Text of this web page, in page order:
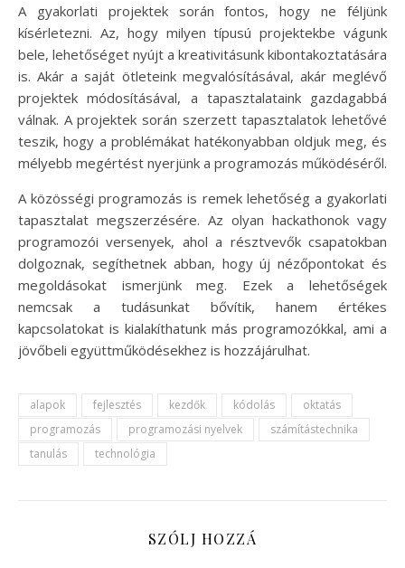
A gyakorlati projektek során fontos, hogy ne féljünk
kísérletezni. Az, hogy milyen típusú projektekbe vágunk
bele, lehetőséget nyújt a kreativitásunk kibontakoztatására
is. Akár a saját ötleteink megvalósításával, akár meglévő
projektek módosításával, a tapasztalataink gazdagabbá
válnak. A projektek során szerzett tapasztalatok lehetővé
teszik, hogy a problémákat hatékonyabban oldjuk meg, és
mélyebb megértést nyerjünk a programozás működéséről.
A közösségi programozás is remek lehetőség a gyakorlati
tapasztalat megszerzésére. Az olyan hackathonok vagy
programozói versenyek, ahol a résztvevők csapatokban
dolgoznak, segíthetnek abban, hogy új nézőpontokat és
megoldásokat ismerjünk meg. Ezek a lehetőségek
nemcsak a tudásunkat bővítik, hanem értékes
kapcsolatokat is kialakíthatunk más programozókkal, ami a
jövőbeli együttműködésekhez is hozzájárulhat.
alapok fejlesztés kezdők kódolás
oktatás
programozás
programozási nyelvek
számítástechnika
tanulás
technológia
SZÓLJ HOZZÁ